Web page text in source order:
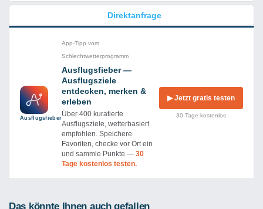
Direktanfrage
Ausflug­sfieber
App-Tipp vom
Schlechtwetterprogramm
Ausflugsfieber —
Ausflugsziele
entdecken, merken &
erleben
Über 400 kuratierte
Ausflugsziele, wetterbasiert
empfohlen. Speichere
Favoriten, checke vor Ort ein
und sammle Punkte —30
Tage kostenlos testen.
▶ Jetzt gratis testen
30 Tage kostenlos
Das könnte Ihnen auch gefallen